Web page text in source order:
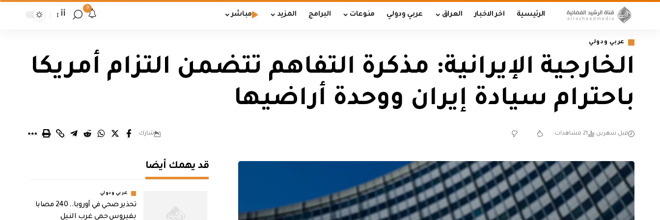
الرئيسية اخر الاخبار العراق عربي ودولي منوعات البرامج المزيد مباشر
9
أأ
عربي ودولي
الخارجية الإيرانية: مذكرة التفاهم تتضمن التزام أمريكا
باحترام سيادة إيران ووحدة أراضيها
قبل شهرين 21 مشاهدات شارك
قد يهمك أيضا
عربي ودولي
تحذير صحي في أوروبا.. 240 مصابا
بفيروس حمى غرب النيل